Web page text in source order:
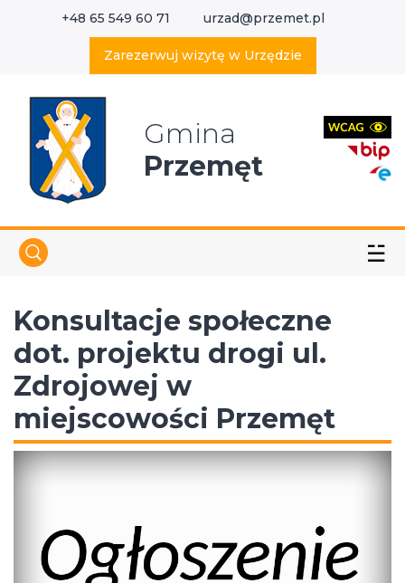
+48 65 549 60 71 urzad@przemet.pl
Zarezerwuj wizytę w Urzędzie
Gmina
Przemęt
☱
Konsultacje społeczne
dot. projektu drogi ul.
Zdrojowej w
miejscowości Przemęt
Wyszukaj w serwisie